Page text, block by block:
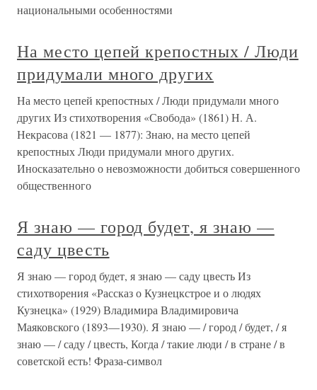
национальными особенностями
На место цепей крепостных / Люди
придумали много других
На место цепей крепостных / Люди придумали много
других Из стихотворения «Свобода» (1861) Н. А.
Некрасова (1821 — 1877): Знаю, на место цепей
крепостных Люди придумали много других.
Иносказательно о невозможности добиться совершенного
общественного
Я знаю — город будет, я знаю —
саду цвесть
Я знаю — город будет, я знаю — саду цвесть Из
стихотворения «Рассказ о Кузнецкстрое и о людях
Кузнецка» (1929) Владимира Владимировича
Маяковского (1893—1930). Я знаю — / город / будет, / я
знаю — / саду / цвесть, Когда / такие люди / в стране / в
советской есть! Фраза-символ